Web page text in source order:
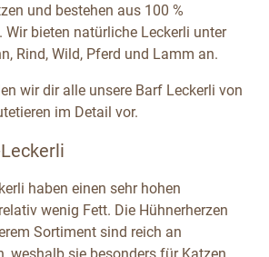
und bestehen aus 100 %
bieten natürliche Leckerli unter
Rind, Wild, Pferd und Lamm an.
wir dir alle unsere Barf Leckerli von
im Detail vor.
haben einen sehr hohen
wenig Fett. Die Hühnerherzen
Sortiment sind reich an
weshalb sie besonders für Katzen